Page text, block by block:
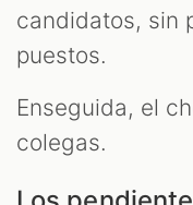
candidatos, sin
puestos.
Enseguida, el
colegas.